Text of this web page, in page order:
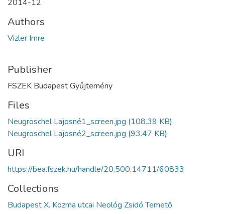
2014-12
Authors
Vizler Imre
Publisher
FSZEK Budapest Gyűjtemény
Files
Neugröschel Lajosné1_screen.jpg (108.39 KB)
Neugröschel Lajosné2_screen.jpg (93.47 KB)
URI
https://bea.fszek.hu/handle/20.500.14711/60833
Collections
Budapest X. Kozma utcai Neológ Zsidó Temető